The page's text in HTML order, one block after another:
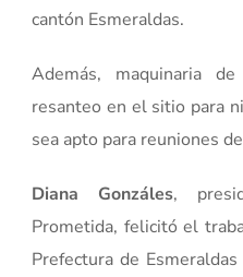
cantón Esmeraldas.
Además, maquinaria
resanteo en el sitio para
sea apto para reuniones
Diana Gonzáles,
Prometida, felicitó el
Prefectura de